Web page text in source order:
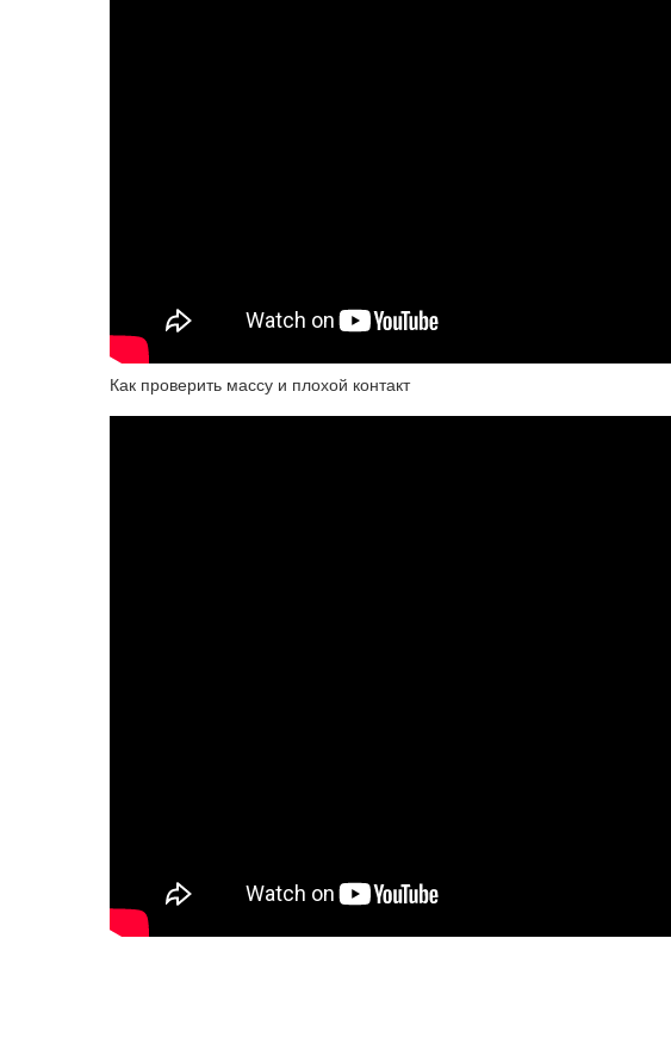
Как проверить массу и плохой контакт